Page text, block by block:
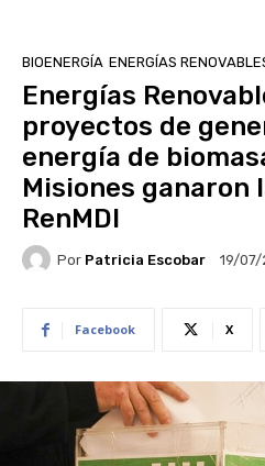
BIOENERGÍA ENERGÍAS
Energías
proyectos de
energía de
Misiones ganaron
RenMDI
Por Patricia Escobar 19/
Facebook X